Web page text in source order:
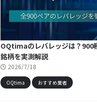
OQtimaのレバレッジは？900
銘柄を実測解説
2026/7/18
OQtima おすすめ業者